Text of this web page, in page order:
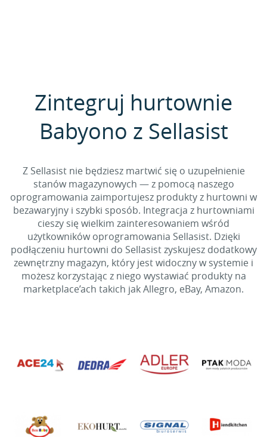
Zintegruj hurtownie
Babyono z Sellasist
Z Sellasist nie będziesz martwić się o uzupełnienie
stanów magazynowych — z pomocą naszego
oprogramowania zaimportujesz produkty z hurtowni w
bezawaryjny i szybki sposób. Integracja z hurtowniami
cieszy się wielkim zainteresowaniem wśród
użytkowników oprogramowania Sellasist. Dzięki
podłączeniu hurtowni do Sellasist zyskujesz dodatkowy
zewnętrzny magazyn, który jest widoczny w systemie i
możesz korzystając z niego wystawiać produkty na
marketplace’ach takich jak Allegro, eBay, Amazon.